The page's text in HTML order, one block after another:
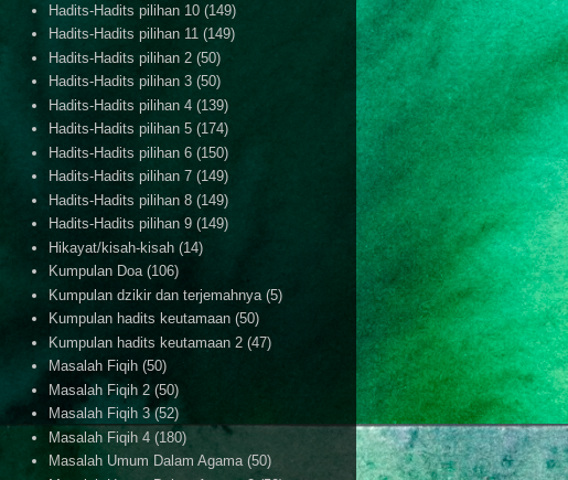
Hadits-Hadits pilihan 10 (149)
Hadits-Hadits pilihan 11 (149)
Hadits-Hadits pilihan 2 (50)
Hadits-Hadits pilihan 3 (50)
Hadits-Hadits pilihan 4 (139)
Hadits-Hadits pilihan 5 (174)
Hadits-Hadits pilihan 6 (150)
Hadits-Hadits pilihan 7 (149)
Hadits-Hadits pilihan 8 (149)
Hadits-Hadits pilihan 9 (149)
Hikayat/kisah-kisah (14)
Kumpulan Doa (106)
Kumpulan dzikir dan terjemahnya (5)
Kumpulan hadits keutamaan (50)
Kumpulan hadits keutamaan 2 (47)
Masalah Fiqih (50)
Masalah Fiqih 2 (50)
Masalah Fiqih 3 (52)
Masalah Fiqih 4 (180)
Masalah Umum Dalam Agama (50)